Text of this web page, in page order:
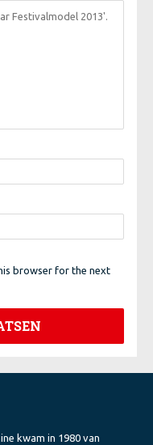
browser for the next
kwam in 1980 van